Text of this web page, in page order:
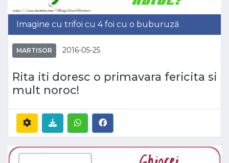
Imagine cu trifoi cu 4 foi cu o buburuză
MARTISOR 2016-05-25
Rita iti doresc o primavara fericita si
mult noroc!